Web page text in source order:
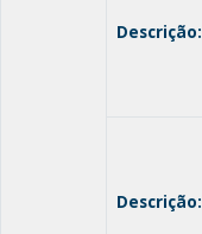
Descrição:
Descrição: